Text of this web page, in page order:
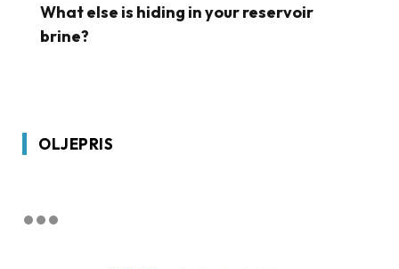
What else is hiding in your reservoir
brine?
OLJEPRIS